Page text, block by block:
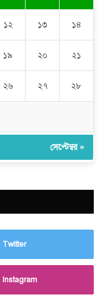
১২ ১৩ ১৪
১৯ ২০ ২১
২৬ ২৭ ২৮
সেপ্টেম্বর »
Twitter
Instagram